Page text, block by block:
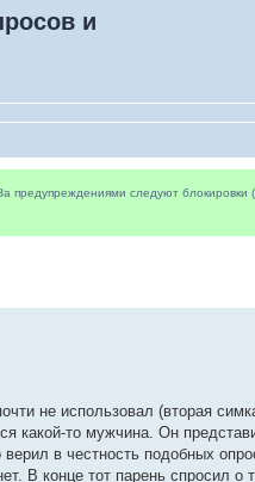
и
следуют
не использовал (вторая
какой-то мужчина. Он
в честность подобных
В конце тот парень спросил о